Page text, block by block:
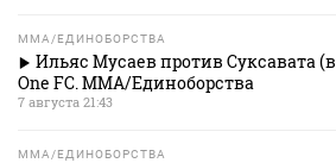
MMA/ЕДИНОБОРСТВА
Ильяс Мусаев против Суксавата
One FC. MMA/Единоборства
7 августа 21:43
MMA/ЕДИНОБОРСТВА